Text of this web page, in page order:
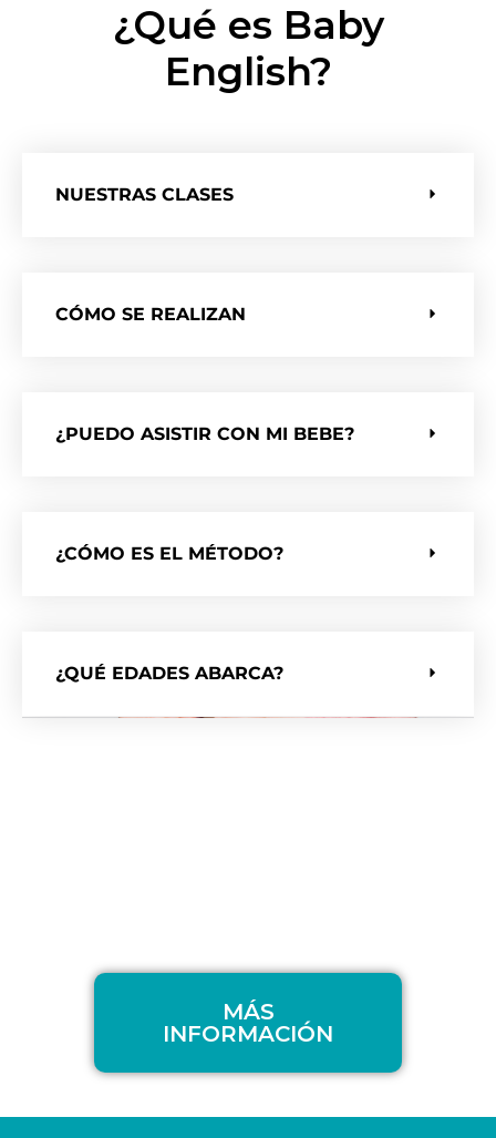
¿Qué es Baby
English?
NUESTRAS CLASES
CÓMO SE REALIZAN
¿PUEDO ASISTIR CON MI BEBE?
¿CÓMO ES EL MÉTODO?
¿QUÉ EDADES ABARCA?
MÁS
INFORMACIÓN